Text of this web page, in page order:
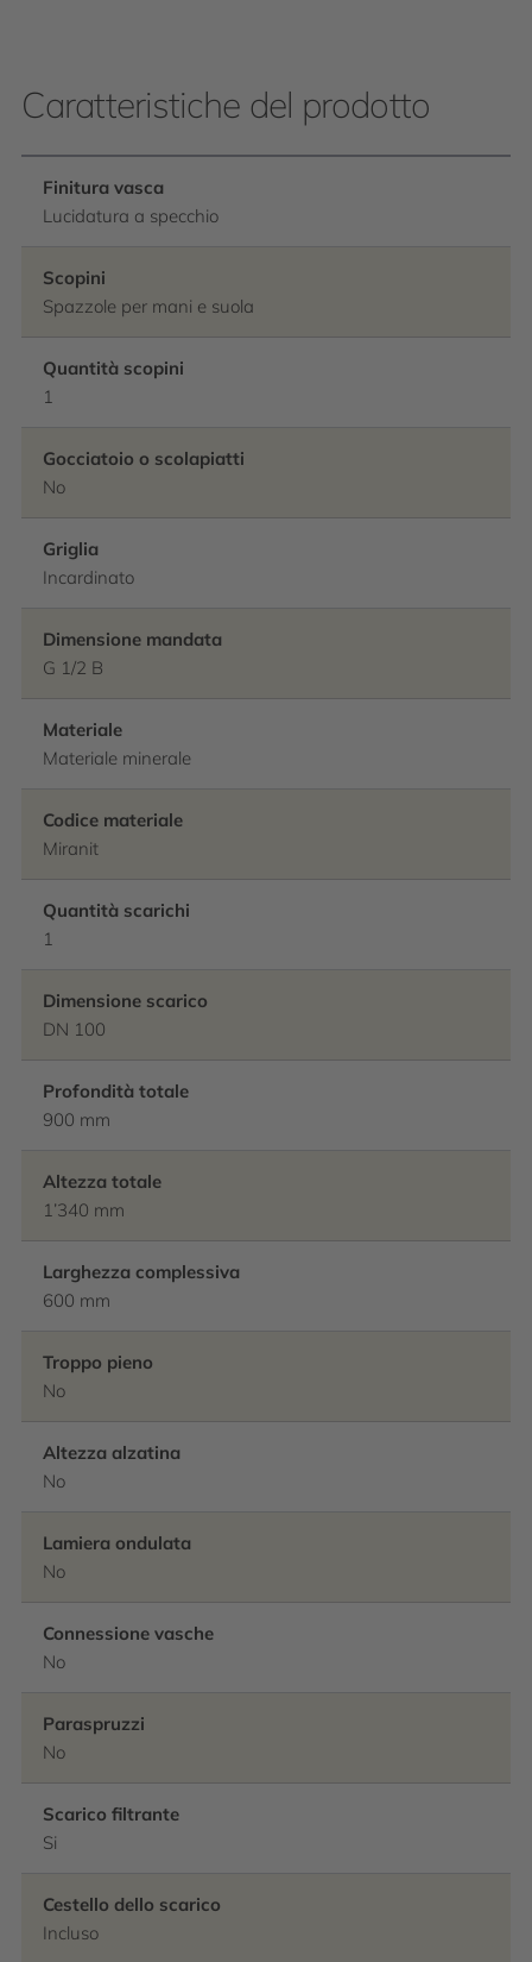
Caratteristiche del prodotto
Finitura vasca
Lucidatura a specchio
Scopini
Spazzole per mani e suola
Quantità scopini
1
Gocciatoio o scolapiatti
No
Griglia
Incardinato
Dimensione mandata
G 1/2 B
Materiale
Materiale minerale
Codice materiale
Miranit
Quantità scarichi
1
Dimensione scarico
DN 100
Profondità totale
900 mm
Altezza totale
1’340 mm
Larghezza complessiva
600 mm
Troppo pieno
No
Altezza alzatina
No
Lamiera ondulata
No
Connessione vasche
No
Paraspruzzi
No
Scarico filtrante
Si
Cestello dello scarico
Incluso